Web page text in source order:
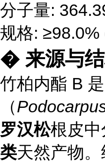
分子量:
规格: ≥98.0%
� 来源与
竹柏内酯 B
（
罗汉松根皮中
类天然产物